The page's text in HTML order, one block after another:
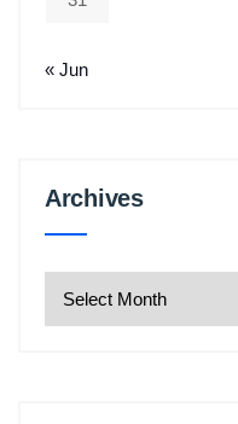
« Jun
ArchivesArchives